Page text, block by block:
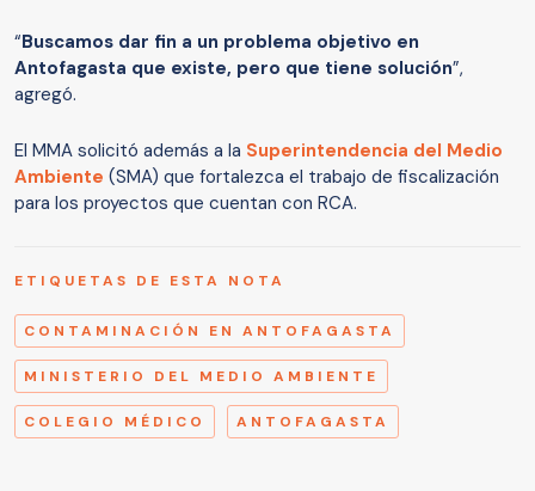
“Buscamos dar fin a un problema objetivo en
Antofagasta que existe, pero que tiene solución”,
agregó.
El MMA solicitó además a la Superintendencia del Medio
Ambiente (SMA) que fortalezca el trabajo de fiscalización
para los proyectos que cuentan con RCA.
ETIQUETAS DE ESTA NOTA
CONTAMINACIÓN EN ANTOFAGASTA
MINISTERIO DEL MEDIO AMBIENTE
COLEGIO MÉDICO ANTOFAGASTA